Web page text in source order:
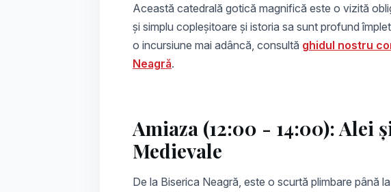
Această catedrală gotică magnifică este o vizită
și simplu copleșitoare și istoria sa sunt profund
o incursiune mai adâncă, consultă ghidul nostru
Neagră.
Amiaza (12:00 - 14:00): Alei
Medievale
De la Biserica Neagră, este o scurtă plimbare până